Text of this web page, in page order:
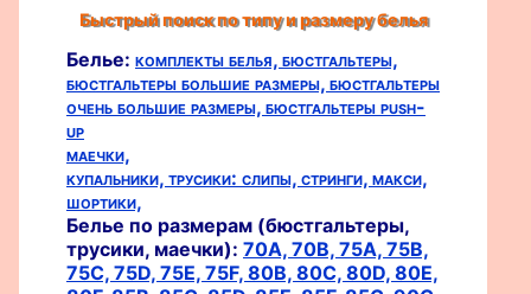
Быстрый поиск по типу и размеру белья
Белье: комплекты белья, бюстгальтеры,
бюстгальтеры большие размеры, бюстгальтеры
очень большие размеры, бюстгальтеры push-
up
маечки,
купальники, трусики: слипы, стринги, макси,
шортики,
Белье по размерам (бюстгальтеры,
трусики, маечки): 70A, 70B, 75A, 75B,
75C, 75D, 75E, 75F, 80B, 80C, 80D, 80E,